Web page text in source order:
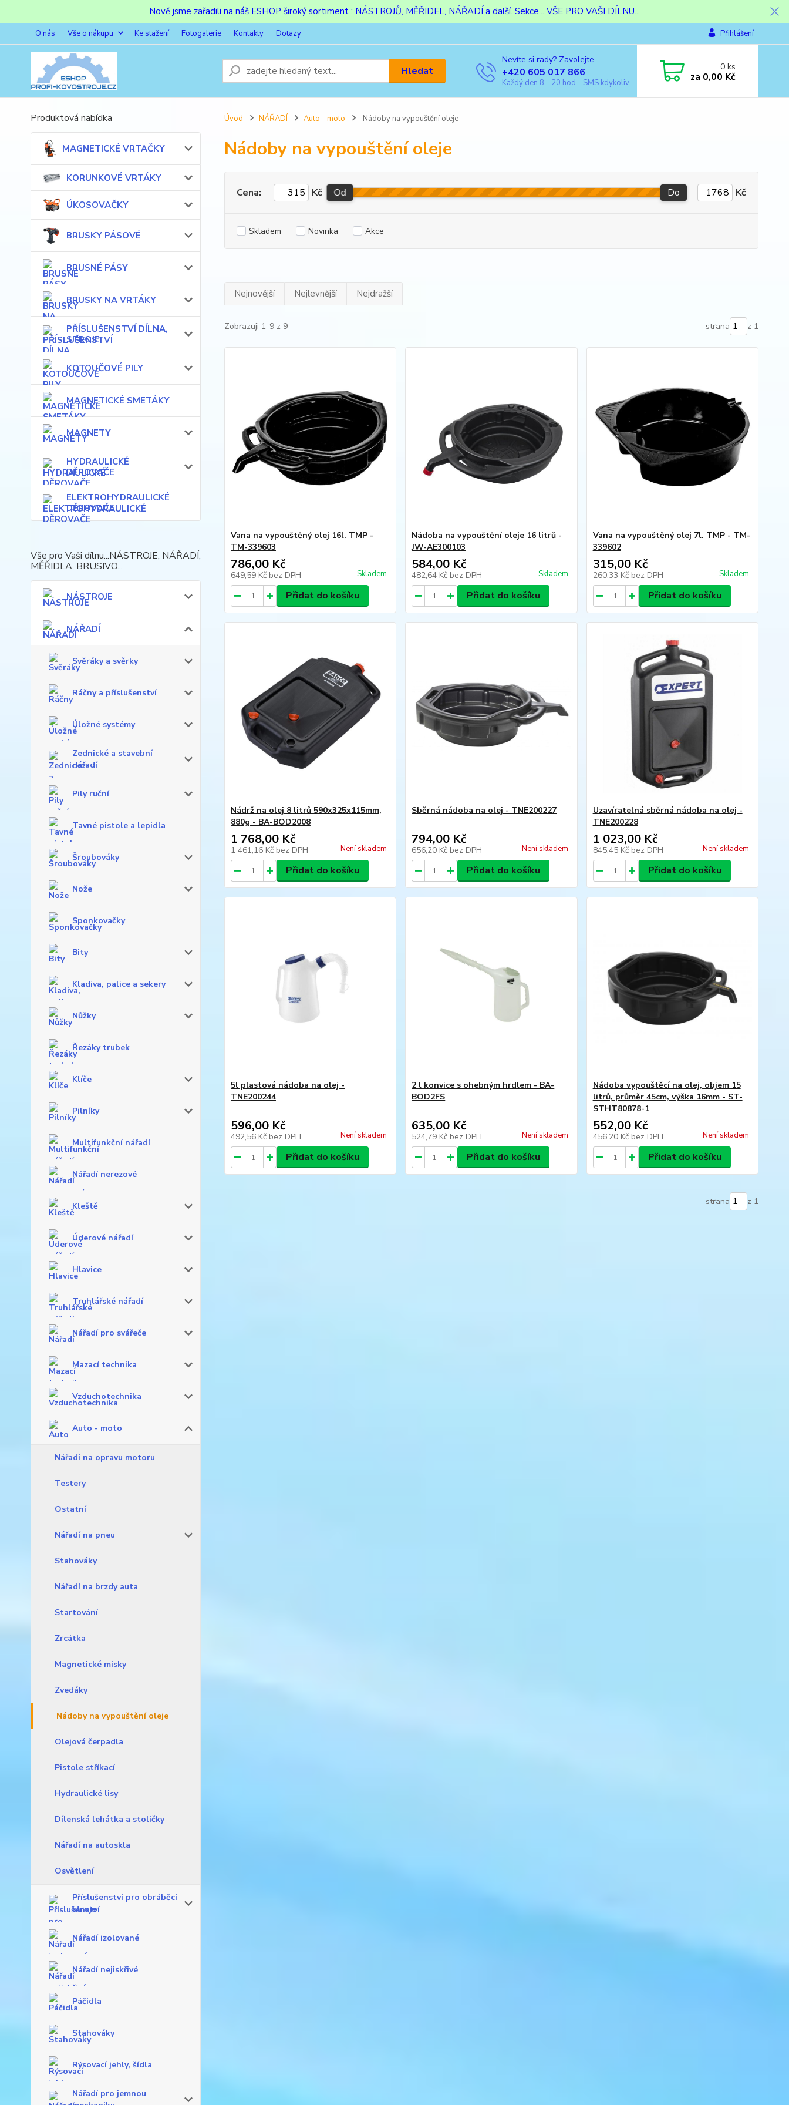
Nově jsme zařadili na náš ESHOP široký sortiment : NÁSTROJŮ, MĚŘIDEL, NÁŘADÍ a další. Sekce... VŠE PRO VAŠI DÍLNU...
O nás Vše o nákupu Ke stažení Fotogalerie Kontakty Dotazy Přihlášení
Hledat
Nevíte si rady? Zavolejte.
+420 605 017 866
Každý den 8 - 20 hod - SMS kdykoliv
0ks
za 0,00 Kč
Produktová nabídka
MAGNETICKÉ VRTAČKY
KORUNKOVÉ VRTÁKY
ÚKOSOVAČKY
BRUSKY PÁSOVÉ
BRUSNÉ PÁSY
BRUSKY NA VRTÁKY
PŘÍSLUŠENSTVÍ DÍLNA,
STROJE
KOTOUČOVÉ PILY
MAGNETICKÉ SMETÁKY
MAGNETY
HYDRAULICKÉ
DĚROVAČE
ELEKTROHYDRAULICKÉ
DĚROVAČE
Vše pro Vaši dílnu...NÁSTROJE, NÁŘADÍ,
MĚŘIDLA, BRUSIVO...
NÁSTROJE
NÁŘADÍ
Svěráky a svěrky
Ráčny a příslušenství
Úložné systémy
Zednické a stavební
nářadí
Pily ruční
Tavné pistole a lepidla
Šroubováky
Nože
Sponkovačky
Bity
Kladiva, palice a sekery
Nůžky
Řezáky trubek
Klíče
Pilníky
Multifunkční nářadí
Nářadí nerezové
Kleště
Úderové nářadí
Hlavice
Truhlářské nářadí
Nářadí pro svářeče
Mazací technika
Vzduchotechnika
Auto - moto
Nářadí na opravu motoru
Testery
Ostatní
Nářadí na pneu
Stahováky
Nářadí na brzdy auta
Startování
Zrcátka
Magnetické misky
Zvedáky
Nádoby na vypouštění oleje
Olejová čerpadla
Pistole stříkací
Hydraulické lisy
Dílenská lehátka a stoličky
Nářadí na autoskla
Osvětlení
Příslušenství pro obráběcí
stroje
Nářadí izolované
Nářadí nejiskřivé
Páčidla
Stahováky
Rýsovací jehly, šídla
Nářadí pro jemnou
Úvod NÁŘADÍ Auto - moto Nádoby na vypouštění oleje
Nádoby na vypouštění oleje
Cena: Kč Od Do Kč
Skladem Novinka Akce
Nejnovější Nejlevnější Nejdražší
Zobrazuji 1-9 z 9 strana z 1
Vana na vypouštěný olej 16l. TMP -
TM-339603
786,00 Kč
649,59 Kč bez DPH Skladem
Přidat do košíku
Nádoba na vypouštění oleje 16 litrů -
JW-AE300103
584,00 Kč
482,64 Kč bez DPH Skladem
Přidat do košíku
Vana na vypouštěný olej 7l. TMP - TM-
339602
315,00 Kč
260,33 Kč bez DPH Skladem
Přidat do košíku
Nádrž na olej 8 litrů 590x325x115mm,
880g - BA-BOD2008
1 768,00 Kč
1 461,16 Kč bez DPH Není skladem
Přidat do košíku
Sběrná nádoba na olej - TNE200227
794,00 Kč
656,20 Kč bez DPH Není skladem
Přidat do košíku
Uzavíratelná sběrná nádoba na olej -
TNE200228
1 023,00 Kč
845,45 Kč bez DPH Není skladem
Přidat do košíku
5l plastová nádoba na olej -
TNE200244
596,00 Kč
492,56 Kč bez DPH Není skladem
Přidat do košíku
2 l konvice s ohebným hrdlem - BA-
BOD2FS
635,00 Kč
524,79 Kč bez DPH Není skladem
Přidat do košíku
Nádoba vypouštěcí na olej, objem 15
litrů, průměr 45cm, výška 16mm - ST-
STHT80878-1
552,00 Kč
456,20 Kč bez DPH Není skladem
Přidat do košíku
strana z 1